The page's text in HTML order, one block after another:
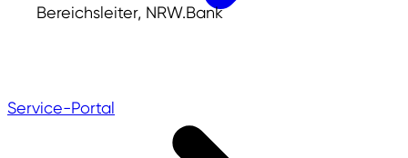
Service-Portal
Bereichsleiter, NRW.Bank